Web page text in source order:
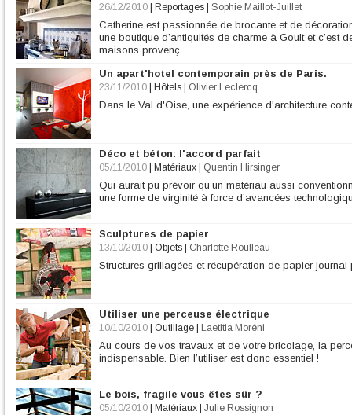
26/12/2010 Reportages Sophie Maillot-Juillet
Catherine est passionnée de brocante et de
une boutique d’antiquités de charme à Goult et c’est
maisons provenç
Un apart'hotel contemporain près de Paris.
23/11/2010 Hôtels Olivier Leclercq
Dans le Val d'Oise, une expérience d'architecture
Déco et béton: l'accord parfait
05/11/2010 Matériaux Quentin Hirsinger
Qui aurait pu prévoir qu’un matériau aussi
une forme de virginité à force d’avancées
Sculptures de papier
13/10/2010 Objets Charlotte Roulleau
Structures grillagées et récupération de papier journal
Utiliser une perceuse électrique
10/10/2010 Outillage Laetitia Moréni
Au cours de vos travaux et de votre bricolage, la
indispensable. Bien l’utiliser est donc essentiel !
Le bois, fragile vous êtes sûr ?
05/10/2010 Matériaux Julie Rossignon